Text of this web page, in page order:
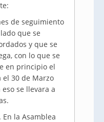
de seguimiento
que se
y que se
con lo que se
en principio el
30 de Marzo
se llevara a
la Asamblea